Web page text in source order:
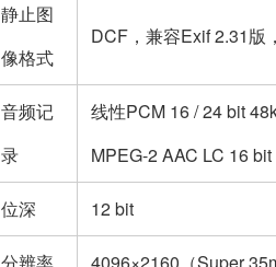
静止图
像格式
DCF，兼容Exif 2.31版
音频记
录
线性PCM 16 / 24 bit
MPEG-2 AAC LC 16
位深 12 bit